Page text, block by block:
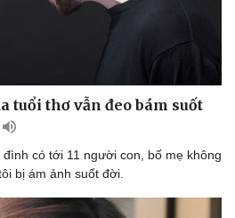
tuổi thơ vẫn đeo bám suốt
có tới 11 người con, bố mẹ không
bị ám ảnh suốt đời.